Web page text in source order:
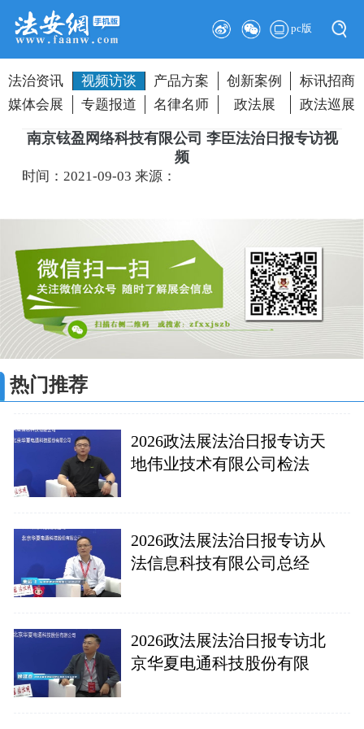
pc版
法治资讯 视频访谈 产品方案 创新案例
标讯招商
媒体会展
专题报道 名律名师 政法展 政法巡展
南京铉盈网络科技有限公司 李臣法治日报专访视
频
时间：2021-09-03来源：
热门推荐
2026政法展法治日报专访天
地伟业技术有限公司检法
2026政法展法治日报专访从
法信息科技有限公司总经
2026政法展法治日报专访北
京华夏电通科技股份有限